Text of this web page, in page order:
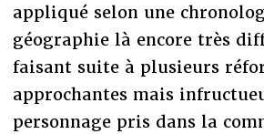
appliqué selon une
géographie là encore très
faisant suite à plusieurs
approchantes mais
personnage pris dans la